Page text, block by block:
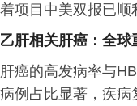
着项目中美双报已顺
乙肝相关肝癌：全球
肝癌的高发病率与
病例占比显著，疾